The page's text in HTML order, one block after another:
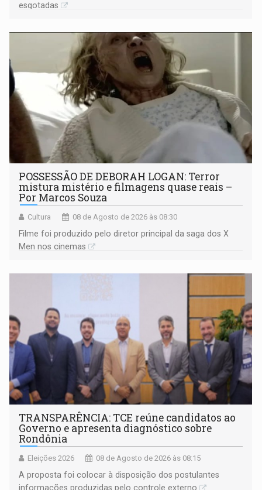
esgotadas
POSSESSÃO DE DEBORAH LOGAN: Terror
mistura mistério e filmagens quase reais –
Por Marcos Souza
Cultura 08 de Agosto de 2026 às 08:30
Filme foi produzido pelo diretor principal da saga dos X
Men nos cinemas
TRANSPARÊNCIA: TCE reúne candidatos ao
Governo e apresenta diagnóstico sobre
Rondônia
Eleições 2026 08 de Agosto de 2026 às 08:15
A proposta foi colocar à disposição dos postulantes
informações produzidas pelo controle externo